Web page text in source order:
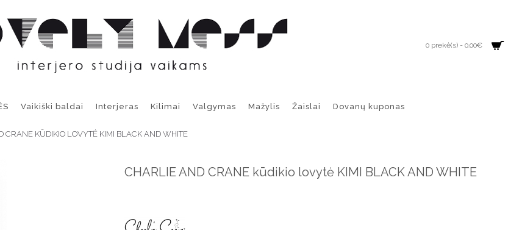
0 prekė(s) - 0.00€
Vaikiški baldai Interjeras Kilimai Valgymas Mažylis Žaislai Dovanų kuponas
CRANE KŪDIKIO LOVYTĖ KIMI BLACK AND WHITE
CHARLIE AND CRANE kūdikio lovytė KIMI BLACK AND WHITE